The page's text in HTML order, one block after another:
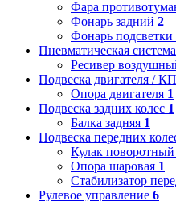
Фара
Фонарь задний 2
Фонарь подсветки
Пневматическая система
Ресивер
Подвеска двигателя /
Опора двигателя 1
Подвеска задних колес 1
Балка задняя 1
Подвеска передних
Кулак
Опора шаровая 1
Стабилизатор
Рулевое управление 6